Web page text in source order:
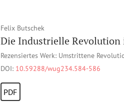
Felix Butschek
Die Industrielle Revolution
Rezensiertes Werk: Umstrittene
DOI: 10.59288/wug234.584-586
PDF